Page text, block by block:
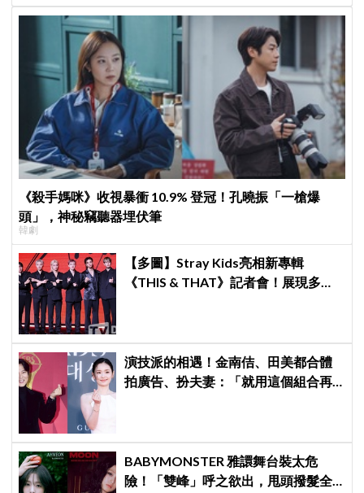
《殺手媽咪》收視暴衝 10.9% 登冠！孔曉振「一槍爆
頭」，神秘竊聽器埋伏筆
韓劇
【多圖】Stray Kids亮相新專輯
《THIS & THAT》記者會！展現多才
演技派的相遇！金南佶、田美都合體
拍廣告、扮夫妻：「就用這個組合再
BABYMONSTER 雅譞舞台裝太危
險！「雙峰」呼之欲出，甩頭撥髮全